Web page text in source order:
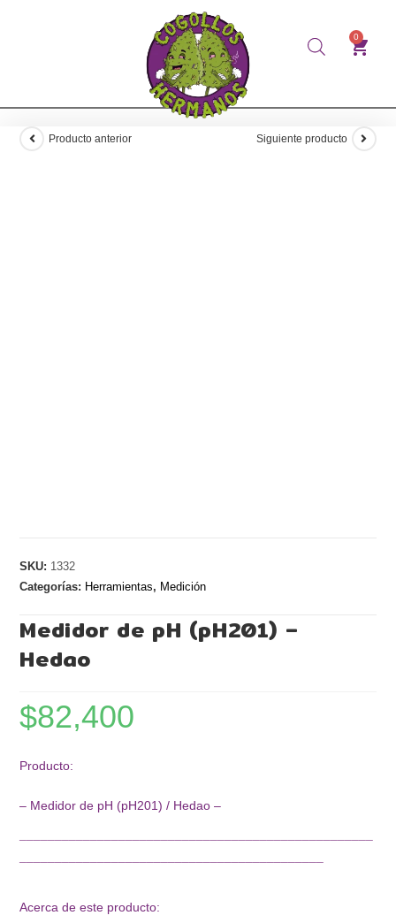
0
Producto anterior Siguiente producto
SKU: 1332
Categorías: Herramientas, Medición
Medidor de pH (pH201) –
Hedao
$82,400
Producto:
– Medidor de pH (pH201) / Hedao –
¯¯¯¯¯¯¯¯¯¯¯¯¯¯¯¯¯¯¯¯¯¯¯¯¯¯¯¯¯¯¯¯¯¯¯¯¯¯¯¯¯¯¯¯¯¯¯¯¯¯
¯¯¯¯¯¯¯¯¯¯¯¯¯¯¯¯¯¯¯¯¯¯¯¯¯¯¯¯¯¯¯¯¯¯¯¯¯¯¯¯¯¯¯
Acerca de este producto: